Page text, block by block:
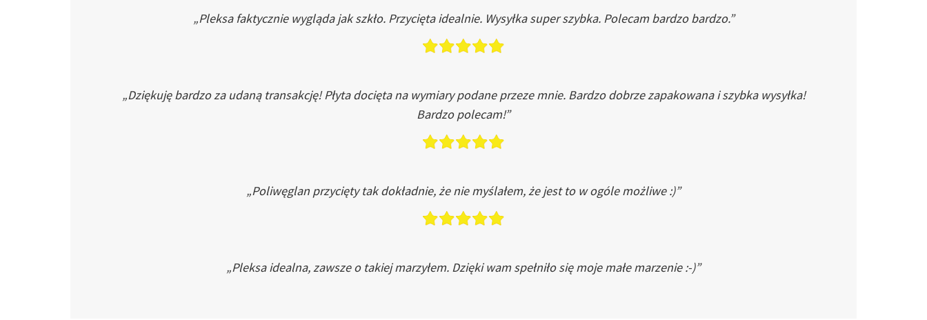
„Pleksa faktycznie wygląda jak szkło. Przycięta idealnie. Wysyłka super szybka. Polecam bardzo bardzo.”
„Dziękuję bardzo za udaną transakcję! Płyta docięta na wymiary podane przeze mnie. Bardzo dobrze zapakowana i szybka wysyłka!
Bardzo polecam!”
„Poliwęglan przycięty tak dokładnie, że nie myślałem, że jest to w ogóle możliwe :)”
„Pleksa idealna, zawsze o takiej marzyłem. Dzięki wam spełniło się moje małe marzenie :-)”